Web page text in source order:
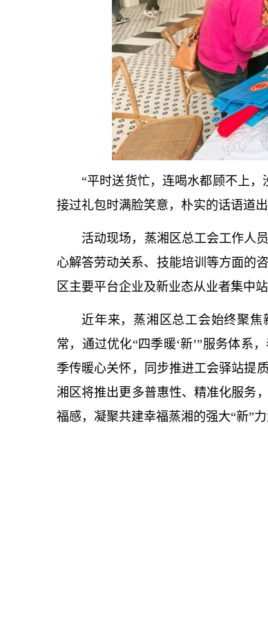
“平时送货忙，连喝水都顾不上
接过礼包时满脸笑意，朴实的话语道
活动现场，蒸湘区总工会工作人
心解答劳动关系、技能培训等方面的
区主要平台企业及新业态从业者集中站
近年来，蒸湘区总工会始终聚焦
常，通过优化“四季暖‘新’”服务体系
季传暖心关怀，同步推进工会驿站提
湘区将推出更多普惠性、精准化服务
福感，凝聚共建幸福蒸湘的强大“新”力